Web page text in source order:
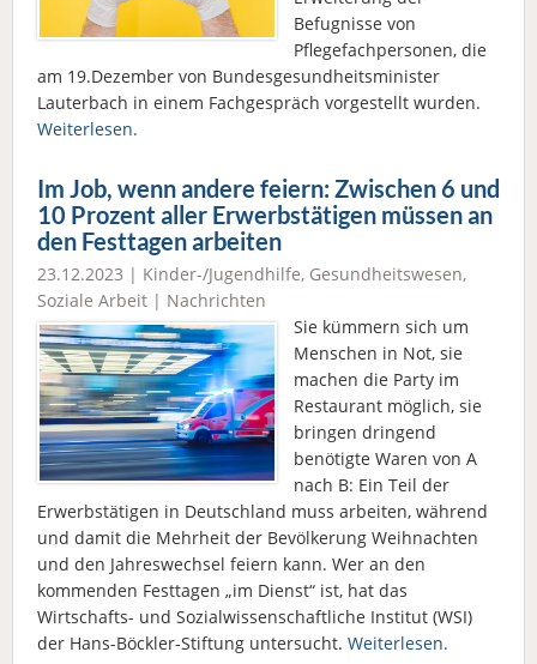
Befugnisse von
Pflegefachpersonen, die
am 19.Dezember von Bundesgesundheitsminister
Lauterbach in einem Fachgespräch vorgestellt wurden.
Weiterlesen.
Im Job, wenn andere feiern: Zwischen 6 und
10 Prozent aller Erwerbstätigen müssen an
den Festtagen arbeiten
23.12.2023 | Kinder-/Jugendhilfe, Gesundheitswesen,
Soziale Arbeit | Nachrichten
Sie kümmern sich um
Menschen in Not, sie
machen die Party im
Restaurant möglich, sie
bringen dringend
benötigte Waren von A
nach B: Ein Teil der
Erwerbstätigen in Deutschland muss arbeiten, während
und damit die Mehrheit der Bevölkerung Weihnachten
und den Jahreswechsel feiern kann. Wer an den
kommenden Festtagen „im Dienst“ ist, hat das
Wirtschafts- und Sozialwissenschaftliche Institut (WSI)
der Hans-Böckler-Stiftung untersucht. Weiterlesen.